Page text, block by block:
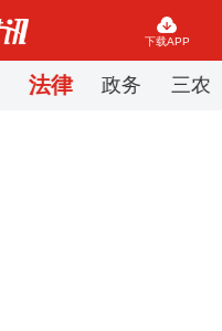
下载APP
法律 政务 三农